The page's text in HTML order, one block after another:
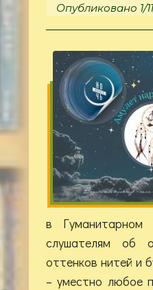
Опубликовано 1/
в Гуманитарном
слушателям об
оттенков нитей и
– уместно любое